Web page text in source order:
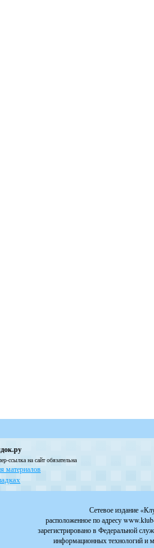
ссылка на сайт обязательна
материалов
Сетевое издание
расположенное по адресу
зарегистрировано в Федеральной
информационных технологий и